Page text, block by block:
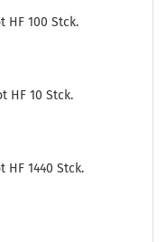
HF 100 Stck.
HF 10 Stck.
HF 1440 Stck.